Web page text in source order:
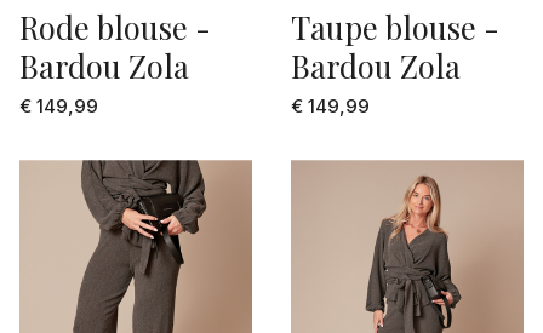
Rode blouse -
Bardou Zola
€ 149,99
Taupe blouse -
Bardou Zola
€ 149,99